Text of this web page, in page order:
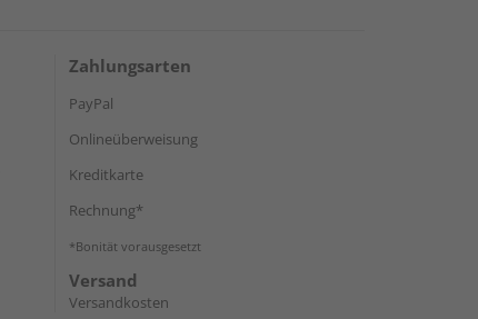
Zahlungsarten
PayPal
Onlineüberweisung
Kreditkarte
Rechnung*
*Bonität vorausgesetzt
Versand
Versandkosten